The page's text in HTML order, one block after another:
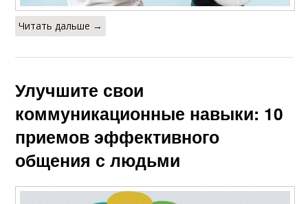
Читать дальше →
Улучшите свои
коммуникационные навыки: 10
приемов эффективного
общения с людьми